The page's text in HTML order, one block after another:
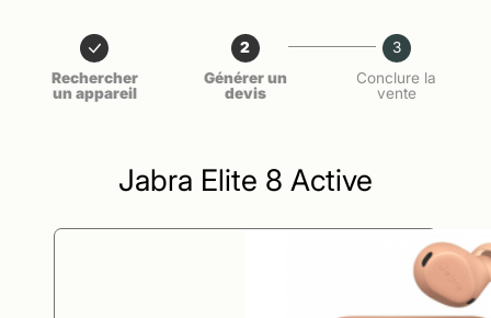
Rechercher
un appareil
2
Générer un
devis
3
Conclure la
vente
Jabra Elite 8 Active